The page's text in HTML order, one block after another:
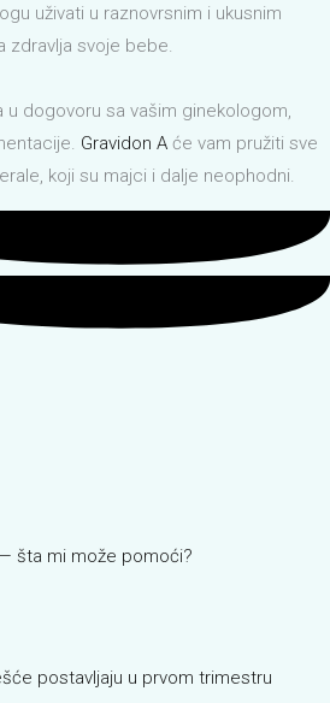
uživati u raznovrsnim i ukusnim
zdravlja svoje bebe.
u dogovoru sa vašim ginekologom,
Gravidon A će vam pružiti sve
koji su majci i dalje neophodni.
šta mi može pomoći?
postavljaju u prvom trimestru